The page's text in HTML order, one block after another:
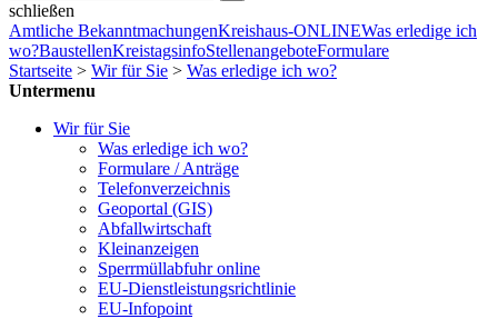
schließen
Amtliche BekanntmachungenKreishaus-ONLINEWas erledige ich
wo?BaustellenKreistagsinfoStellenangeboteFormulare
Startseite > Wir für Sie > Was erledige ich wo?
Untermenu
Wir für Sie
Was erledige ich wo?
Formulare / Anträge
Telefonverzeichnis
Geoportal (GIS)
Abfallwirtschaft
Kleinanzeigen
Sperrmüllabfuhr online
EU-Dienstleistungsrichtlinie
EU-Infopoint